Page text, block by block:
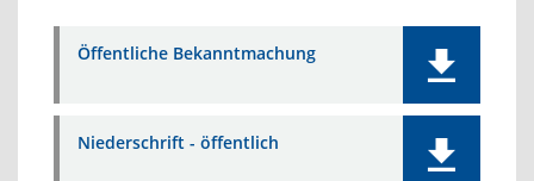
Öffentliche Bekanntmachung
Niederschrift - öffentlich